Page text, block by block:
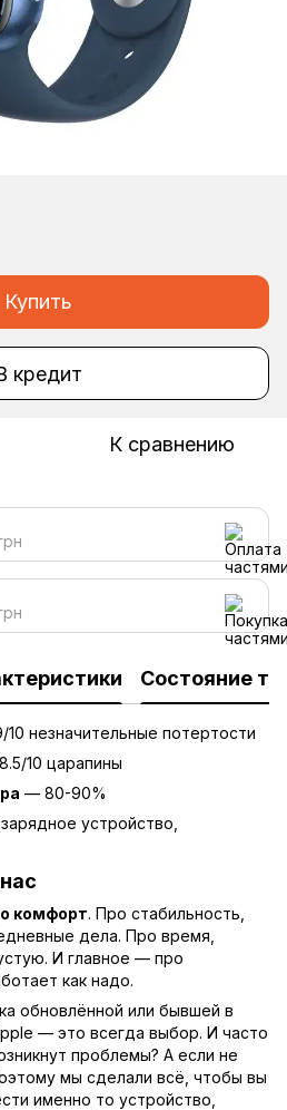
Купить
кредит
К сравнению
Состояние
незначительные потертости
10 царапины
— 80-90%
устройство,
комфорт. Про стабильность,
дела. Про время,
И главное — про
как надо.
обновлённой или бывшей в
— это всегда выбор. И часто
проблемы? А если не
мы сделали всё, чтобы вы
именно то устройство,